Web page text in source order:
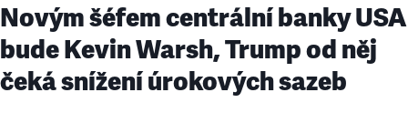
Novým šéfem centrální banky USA
bude Kevin Warsh, Trump od něj
čeká snížení úrokových sazeb